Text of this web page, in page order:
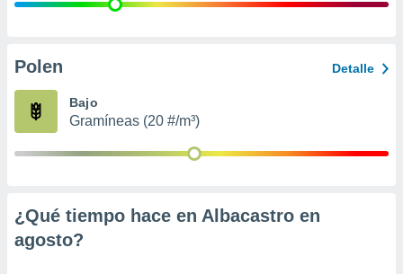
e
publicidad
Polen Detalle
Bajo
Gramíneas (20 #/m³)
¿Qué tiempo hace en Albacastro en
agosto?